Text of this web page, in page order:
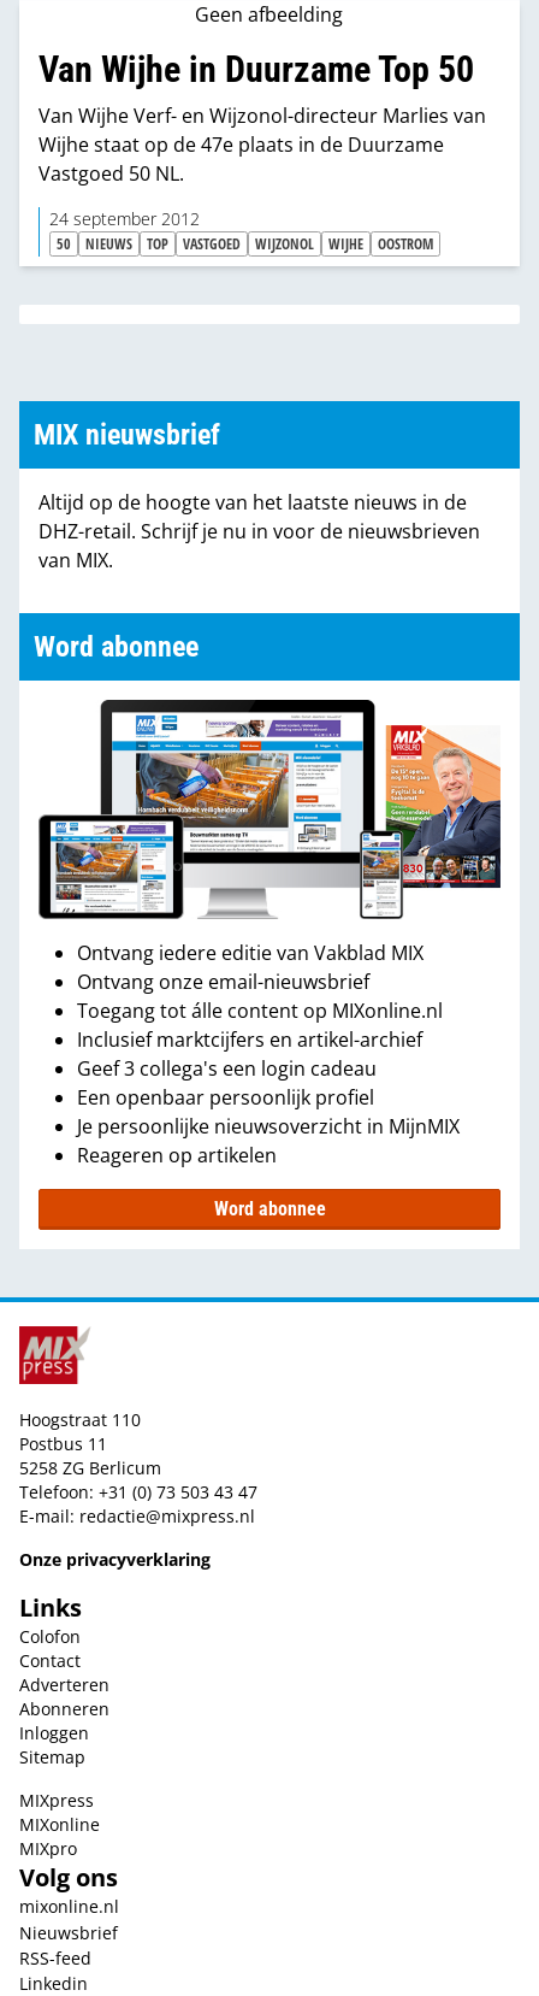
Geen afbeelding
Van Wijhe in Duurzame Top 50
Van Wijhe Verf- en Wijzonol-directeur Marlies van
Wijhe staat op de 47e plaats in de Duurzame
Vastgoed 50 NL.
24 september 2012
50 NIEUWS TOP VASTGOED WIJZONOL WIJHE OOSTROM
MIX nieuwsbrief
Altijd op de hoogte van het laatste nieuws in de
DHZ-retail. Schrijf je nu in voor de nieuwsbrieven
van MIX.
Word abonnee
Ontvang iedere editie van Vakblad MIX
Ontvang onze email-nieuwsbrief
Toegang tot álle content op MIXonline.nl
Inclusief marktcijfers en artikel-archief
Geef 3 collega's een login cadeau
Een openbaar persoonlijk profiel
Je persoonlijke nieuwsoverzicht in MijnMIX
Reageren op artikelen
Word abonnee
Hoogstraat 110
Postbus 11
5258 ZG Berlicum
Telefoon: +31 (0) 73 503 43 47
E-mail: redactie@mixpress.nl
Onze privacyverklaring
Links
Colofon
Contact
Adverteren
Abonneren
Inloggen
Sitemap
MIXpress
MIXonline
MIXpro
Volg ons
mixonline.nl
Nieuwsbrief
RSS-feed
Linkedin